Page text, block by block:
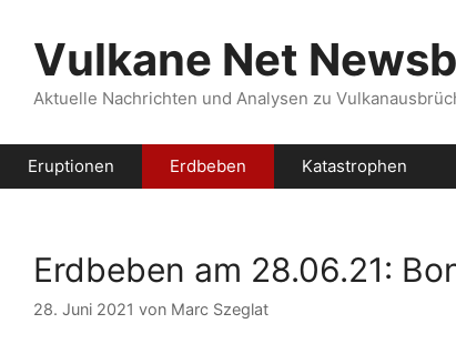
Inhalt
springenVulkane Net
Aktuelle Nachrichten und Analysen zu
Eruptionen Erdbeben Katastrophen
Erdbeben am 28.06.21:
28. Juni 2021 von Marc Szeglat